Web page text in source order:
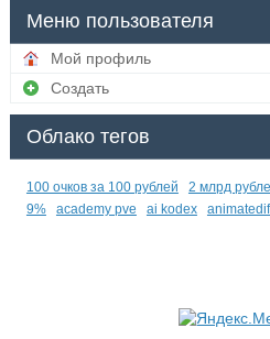
Меню пользователя
Мой профиль
Создать
Облако тегов
100 очков за 100 рублей 2 млрд
9%
academy pve ai kodex